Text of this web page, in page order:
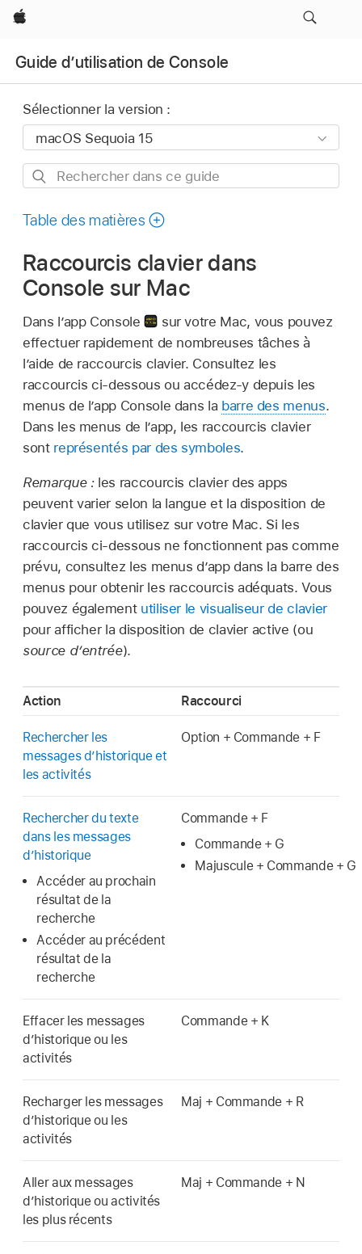
Apple
Guide d’utilisation de Console
Sélectionner la version :
Rechercher
ce
Table des matières
Raccourcis clavier dans
Console sur Mac
Dans l’app Console
sur votre Mac, vous pouvez
effectuer rapidement de nombreuses tâches à
l’aide de raccourcis clavier. Consultez les
raccourcis ci-dessous ou accédez-y depuis les
menus de l’app Console dans la barre des menus.
Dans les menus de l’app, les raccourcis clavier
sont représentés par des symboles.
Remarque : les raccourcis clavier des apps
peuvent varier selon la langue et la disposition de
clavier que vous utilisez sur votre Mac. Si les
raccourcis ci-dessous ne fonctionnent pas comme
prévu, consultez les menus d’app dans la barre des
menus pour obtenir les raccourcis adéquats. Vous
pouvez également utiliser le visualiseur de clavier
pour afficher la disposition de clavier active (ou
source d’entrée).
Action Raccourci
Rechercher les
messages d’historique et
les activités
Option + Commande + F
Rechercher du texte
dans les messages
d’historique
Accéder au prochain
résultat de la
recherche
Accéder au précédent
résultat de la
recherche
Commande + F
Commande + G
Majuscule + Commande + G
Effacer les messages
d’historique ou les
activités
Commande + K
Recharger les messages
d’historique ou les
activités
Maj + Commande + R
Aller aux messages
d’historique ou activités
les plus récents
Maj + Commande + N